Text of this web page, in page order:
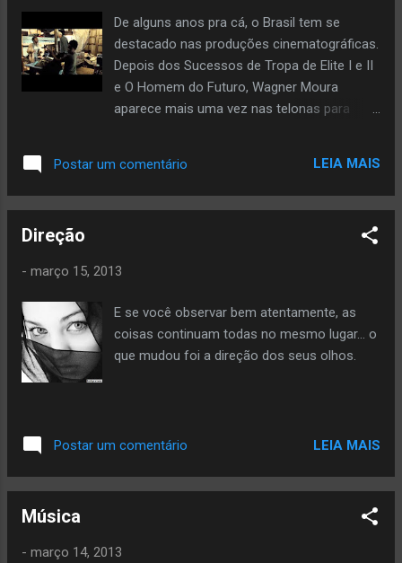
conhecido gosto de silêncio e desespero.
Minhas entranhas se desfalecem entre o
precipício dos meus pensamentos e o
abismo de minha dor, reconstituindo cada
pedaço do meu corpo com estilhaços de
um lapso constante e irremediável,
passa, as horas se consomem, mas e como
De alguns anos pra cá, o Brasil tem se
destacado nas produções cinematográficas.
Depois dos Sucessos de Tropa de Elite I e II
e O Homem do Futuro, Wagner Moura
aparece mais uma vez nas telonas para
participação de Elena Soarez O Filme
estreou no Festival de Cinema de Sundance
no dia 13 de março, em Salvador. Durante a
concederam entrevistas aos jornalistas
argentino, simples, narrativas focadas e
os dois extremos em que o cinema nacional
mais tem recaído. Toda e qualquer
classificação é relativa, claro, mas o acerto
Postar um comentário LEIA MAIS
Direção
- março 15, 2013
E se você observar bem atentamente, as
coisas continuam todas no mesmo lugar... o
que mudou foi a direção dos seus olhos.
Postar um comentário LEIA MAIS
Música
- março 14, 2013